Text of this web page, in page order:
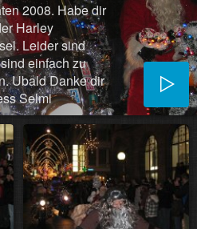
2008. Habe dir
Harley
Leider sind
einfach zu
Ubald Danke dir
Selmi